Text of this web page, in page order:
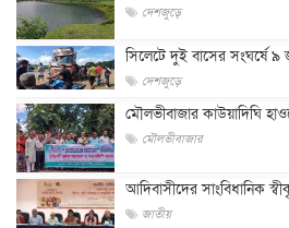
দেশজুড়ে
সিলেটে দুই বাসের সংঘর্ষে ৯
দেশজুড়ে
মৌলভীবাজার কাউয়াদিঘি
মৌলভীবাজার
আদিবাসীদের সাংবিধানিক
জাতীয়